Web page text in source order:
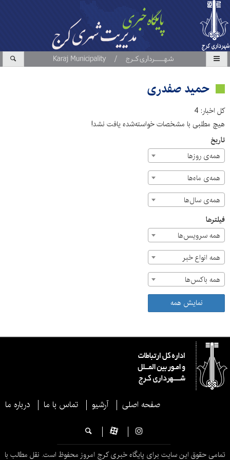
حمید صفدری
کل اخبار: 4
هیچ مطلبی با مشخصات خواسته‌شده یافت نشد!
تاریخ
همه‌ی روزها
همه‌ی ماه‌ها
همه‌ی سال‌ها
فیلترها
همه سرویس‌ها
همه انواع خبر
همه باکس‌ها
نمایش همه
صفحه اصلی آرشیو تماس با ما درباره ما
تمامی حقوق این سایت برای پایگاه خبری کرج امروز محفوظ است. نقل مطالب با